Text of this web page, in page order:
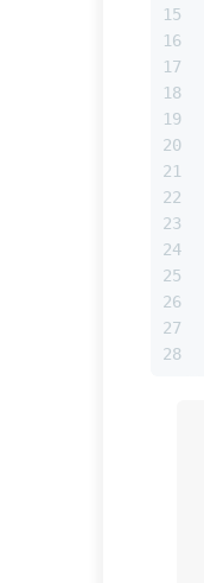
15
16
17
18
19
20
21
22
23
24
25
26
27
28